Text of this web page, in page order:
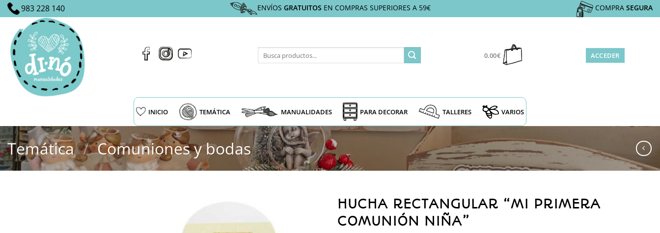
Saltar
al
contenido
983 228 140 ENVÍOS GRATUITOS EN COMPRAS SUPERIORES A 59€ COMPRA SEGURA
por:
0.00€ ACCEDER
INICIO TEMÁTICA MANUALIDADES PARA DECORAR TALLERES VARIOS
Temática / Comuniones y bodas
HUCHA RECTANGULAR “MI PRIMERA
COMUNIÓN NIÑA”